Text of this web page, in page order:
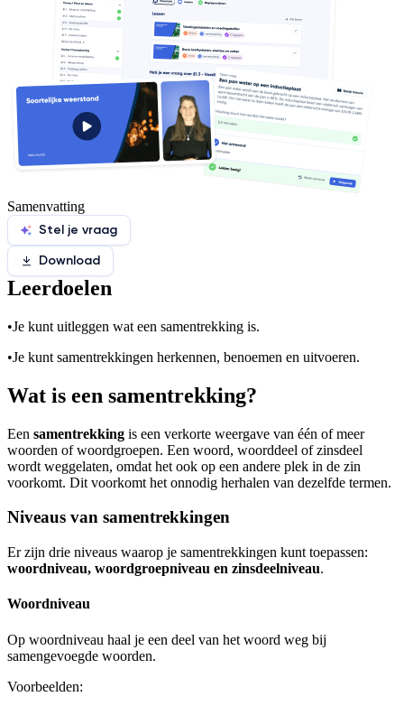
Samenvatting
Stel je vraag
Download
Leerdoelen
•Je kunt uitleggen wat een samentrekking is.
•Je kunt samentrekkingen herkennen, benoemen en uitvoeren.
Wat is een samentrekking?
Een samentrekking is een verkorte weergave van één of meer
woorden of woordgroepen. Een woord, woorddeel of zinsdeel
wordt weggelaten, omdat het ook op een andere plek in de zin
voorkomt. Dit voorkomt het onnodig herhalen van dezelfde termen.
Niveaus van samentrekkingen
Er zijn drie niveaus waarop je samentrekkingen kunt toepassen:
woordniveau, woordgroepniveau en zinsdeelniveau.
Woordniveau
Op woordniveau haal je een deel van het woord weg bij
samengevoegde woorden.
Voorbeelden: